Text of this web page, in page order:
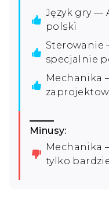
Język gry —
polski
Sterowanie
specjalnie
Mechanika
Minusy:
Mechanika
tylko